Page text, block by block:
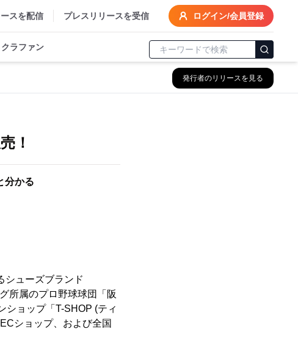
スを配信 プレスリリースを受信 ログイン/会員登録
クラファン
発行者のリリースを見る
！
分かる
シューズブランド
所属のプロ野球球団「阪
ショップ「T-SHOP (ティ
ショップ、および全国